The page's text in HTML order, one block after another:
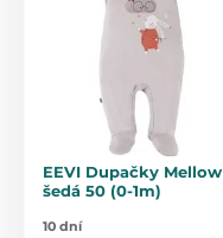
EEVI Dupačky Mellow
šedá 50 (0-1m)
10 dní